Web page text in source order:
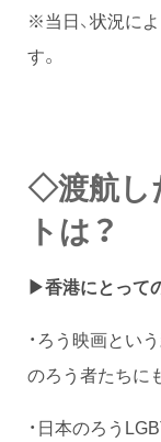
※当日、状況に
す。
◇渡航し
トは？
▶︎香港にとって
・ろう映画とい
のろう者たちに
・日本のろう